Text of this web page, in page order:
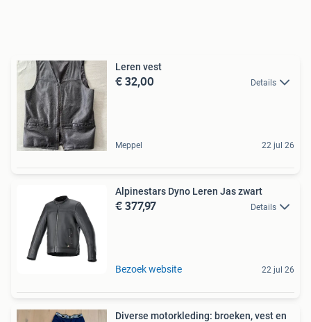
Leren vest
€ 32,00 Details
Meppel 22 jul 26
Alpinestars Dyno Leren Jas zwart
€ 377,97 Details
Bezoek website 22 jul 26
Diverse motorkleding: broeken, vest en